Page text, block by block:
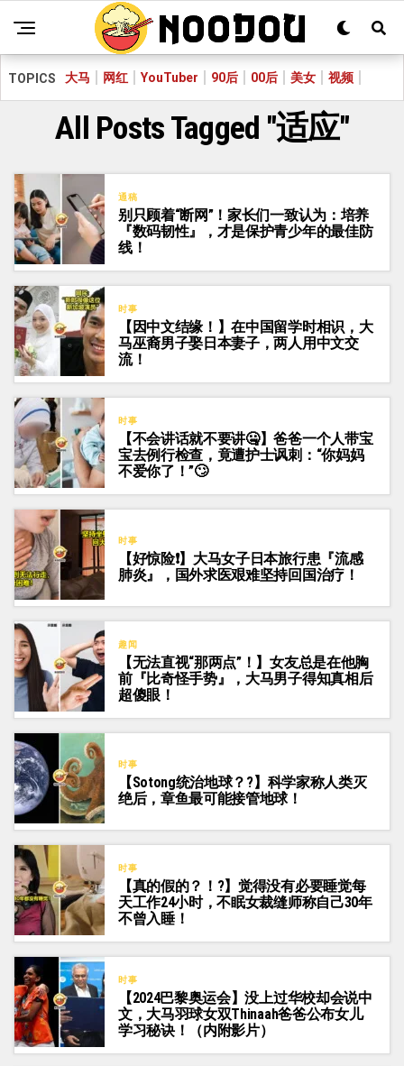
TOPICS 大马 网红 YouTuber 90后 00后 美女 视频
All Posts Tagged "适应"
通稿
别只顾着“断网”！家长们一致认为：培养
『数码韧性』，才是保护青少年的最佳防
线！
时事
【因中文结缘！】在中国留学时相识，大
马巫裔男子娶日本妻子，两人用中文交
流！
时事
【不会讲话就不要讲🤐】爸爸一个人带宝
宝去例行检查，竟遭护士讽刺：“你妈妈
不爱你了！”🙄
时事
【好惊险❗】大马女子日本旅行患『流感
肺炎』，国外求医艰难坚持回国治疗！
趣闻
【无法直视“那两点”！】女友总是在他胸
前『比奇怪手势』，大马男子得知真相后
超傻眼！
时事
【Sotong统治地球？?】科学家称人类灭
绝后，章鱼最可能接管地球！
时事
【真的假的？！?】觉得没有必要睡觉每
天工作24小时，不眠女裁缝师称自己30年
不曾入睡！
时事
【2024巴黎奥运会】没上过华校却会说中
文，大马羽球女双Thinaah爸爸公布女儿
学习秘诀！（内附影片）